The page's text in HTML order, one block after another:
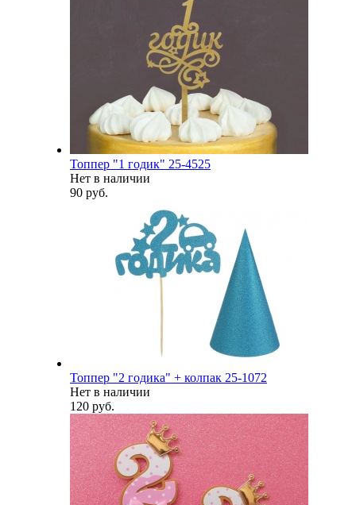
Топпер "1 годик" 25-4525
Нет в наличии
90 руб.
Топпер "2 годика" + колпак 25-1072
Нет в наличии
120 руб.